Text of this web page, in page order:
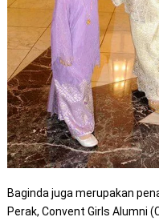
Baginda juga merupakan
Perak, Convent Girls Alumni